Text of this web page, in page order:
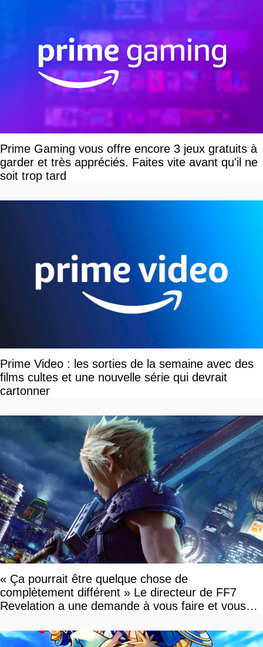
Prime Gaming vous offre encore 3 jeux gratuits à
garder et très appréciés. Faites vite avant qu'il ne
soit trop tard
Prime Video : les sorties de la semaine avec des
films cultes et une nouvelle série qui devrait
cartonner
« Ça pourrait être quelque chose de
complètement différent » Le directeur de FF7
Revelation a une demande à vous faire et vous